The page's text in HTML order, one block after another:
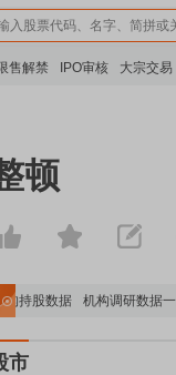
售解禁 IPO审核 大宗交易
顿
持股数据 机构调研数据一览
市